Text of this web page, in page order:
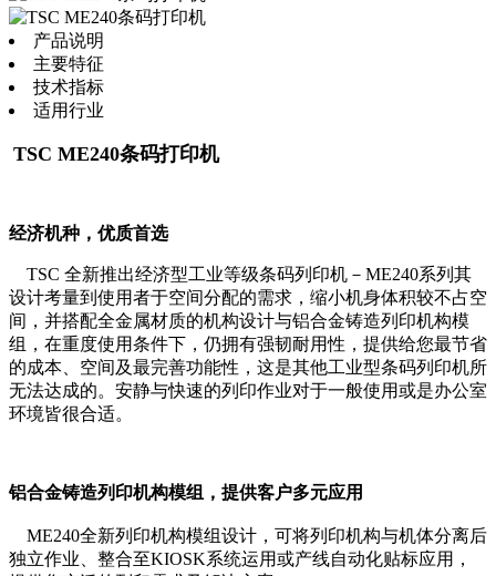
产品说明
主要特征
技术指标
适用行业
TSC ME240条码打印机
经济机种，优质首选
TSC 全新推出经济型工业等级条码列印机－ME240系列其
设计考量到使用者于空间分配的需求，缩小机身体积较不占空
间，并搭配全金属材质的机构设计与铝合金铸造列印机构模
组，在重度使用条件下，仍拥有强韧耐用性，提供给您最节省
的成本、空间及最完善功能性，这是其他工业型条码列印机所
无法达成的。安静与快速的列印作业对于一般使用或是办公室
环境皆很合适。
铝合金铸造列印机构模组，提供客户多元应用
ME240全新列印机构模组设计，可将列印机构与机体分离后
独立作业、整合至KIOSK系统运用或产线自动化贴标应用，